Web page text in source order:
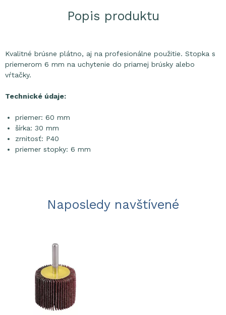
Popis produktu
Kvalitné brúsne plátno, aj na profesionálne použitie. Stopka s
priemerom 6 mm na uchytenie do priamej brúsky alebo
vŕtačky.
Technické údaje:
priemer: 60 mm
šírka: 30 mm
zrnitosť: P40
priemer stopky: 6 mm
Naposledy navštívené